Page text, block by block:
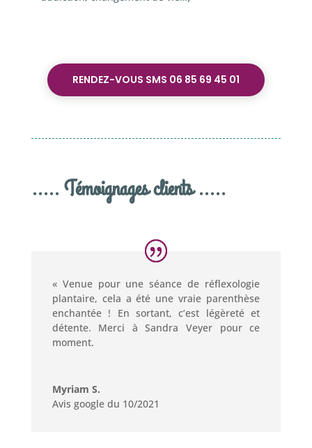
RENDEZ-VOUS SMS 06 85 69 45 01
..... Témoignages clients .....
« Venue pour une séance de réflexologie
plantaire, cela a été une vraie parenthèse
enchantée ! En sortant, c’est légèreté et
détente. Merci à Sandra Veyer pour ce
moment.
Myriam S.
Avis google du 10/2021